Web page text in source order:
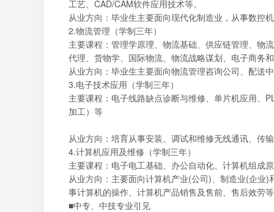
工艺、CAD/CAM软件应用技术等。
从业方向：毕业生主要面向现代化制造业，从事数控
2.物流管理（学制三年）
主要课程：管理学原理、物流基础、供应链管理、物
代理、货物学、国际物流、物流战略谋划、电子商务
从业方向：毕业生主要面向物流管理咨询公司、配送
3.电子技术应用（学制三年）
主要课程：电子线路缺点诊断与维修、单片机应用、
加工）等
从业方向：培育从事安装、调试和维修无线通讯、传
4.计算机应用及维修（学制三年）
主要课程：电子电工基础、办公自动化、计算机组成
从业方向：主要面向计算机产业(公司)、制造业(企业
事计算机的操作、计算机产品销售及售前、售后效劳
■中专、中技专业引见